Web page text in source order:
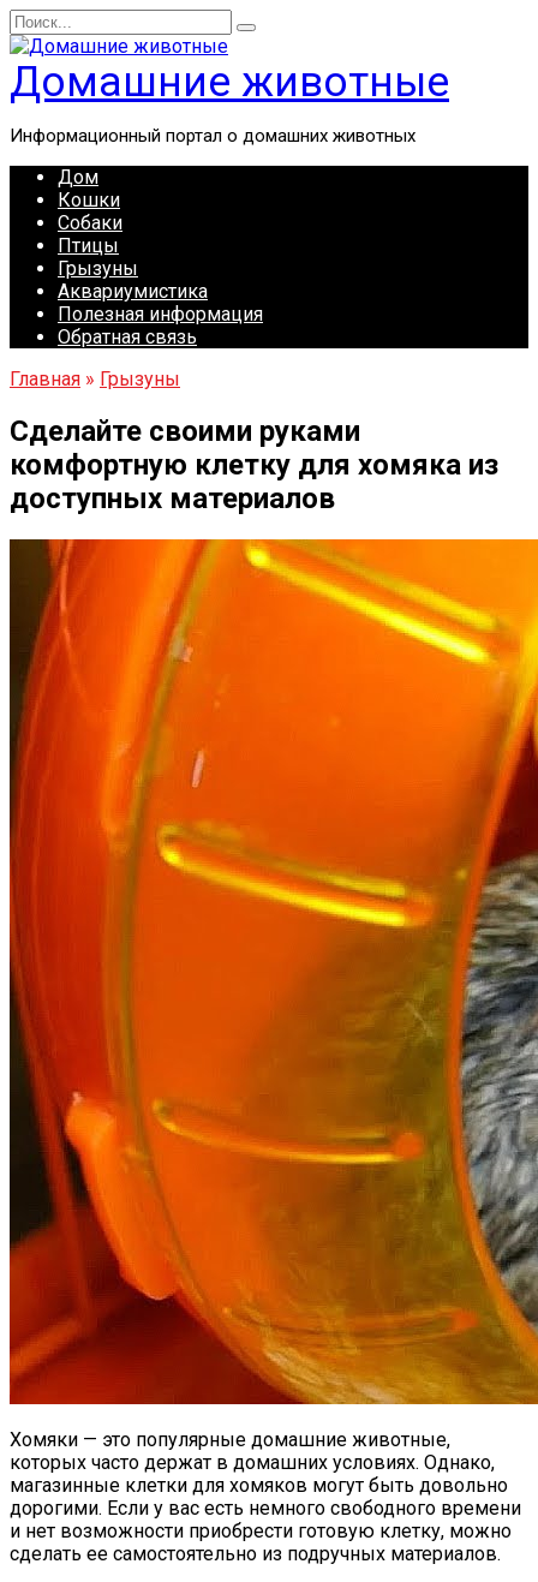
Перейти
к
содержанию
Search
for:
Домашние животные
Информационный портал о домашних животных
Дом
Кошки
Собаки
Птицы
Грызуны
Аквариумистика
Полезная информация
Обратная связь
Главная » Грызуны
Сделайте своими руками
комфортную клетку для хомяка из
доступных материалов
Хомяки — это популярные домашние животные,
которых часто держат в домашних условиях. Однако,
магазинные клетки для хомяков могут быть довольно
дорогими. Если у вас есть немного свободного времени
и нет возможности приобрести готовую клетку, можно
сделать ее самостоятельно из подручных материалов.